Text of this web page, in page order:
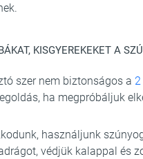
KISGYEREKEKET A
szer nem biztonságos a
ha megpróbáljuk
használjunk
védjük kalappal és